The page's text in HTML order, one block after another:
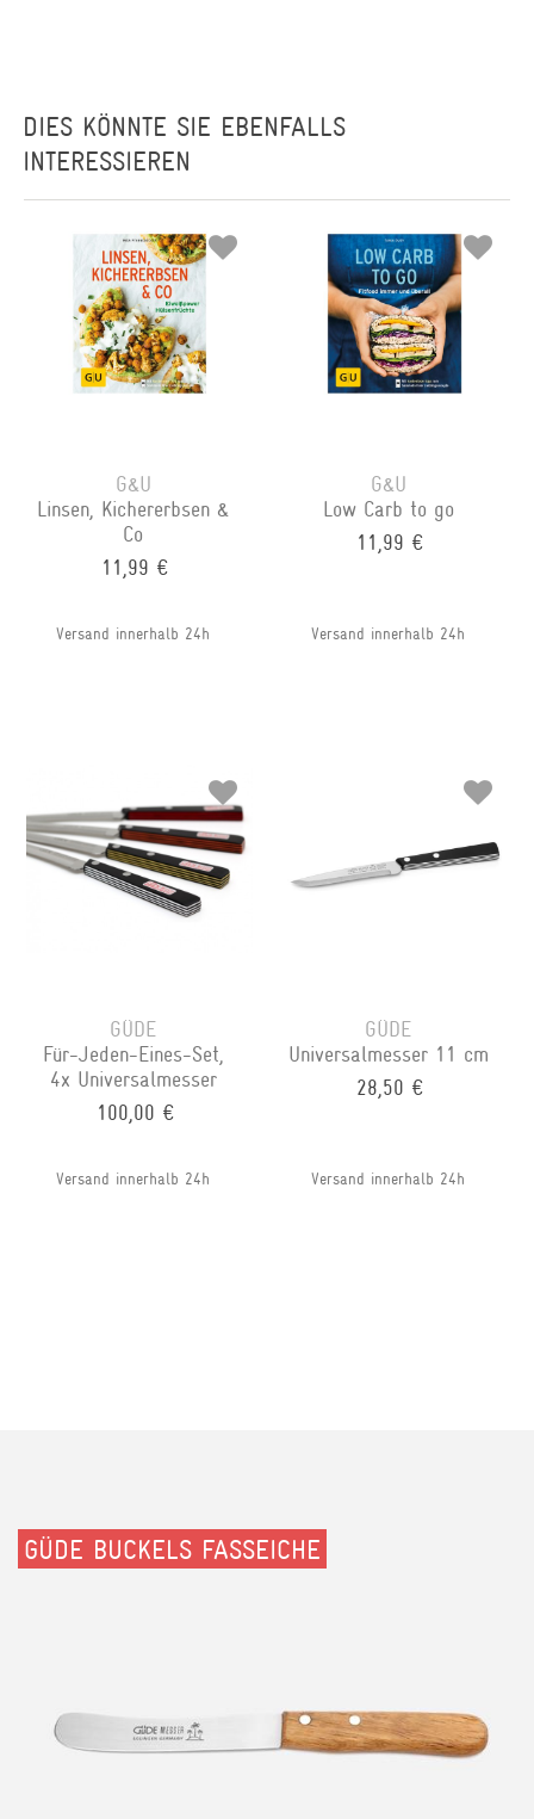
DIES KÖNNTE SIE EBENFALLS
INTERESSIEREN
G&U
Linsen, Kichererbsen &
Co
11,99 €
Versand innerhalb 24h
G&U
Low Carb to go
11,99 €
Versand innerhalb 24h
GÜDE
Für-Jeden-Eines-Set,
4x Universalmesser
100,00 €
Versand innerhalb 24h
GÜDE
Universalmesser 11 cm
28,50 €
Versand innerhalb 24h
GÜDE BUCKELS FASSEICHE